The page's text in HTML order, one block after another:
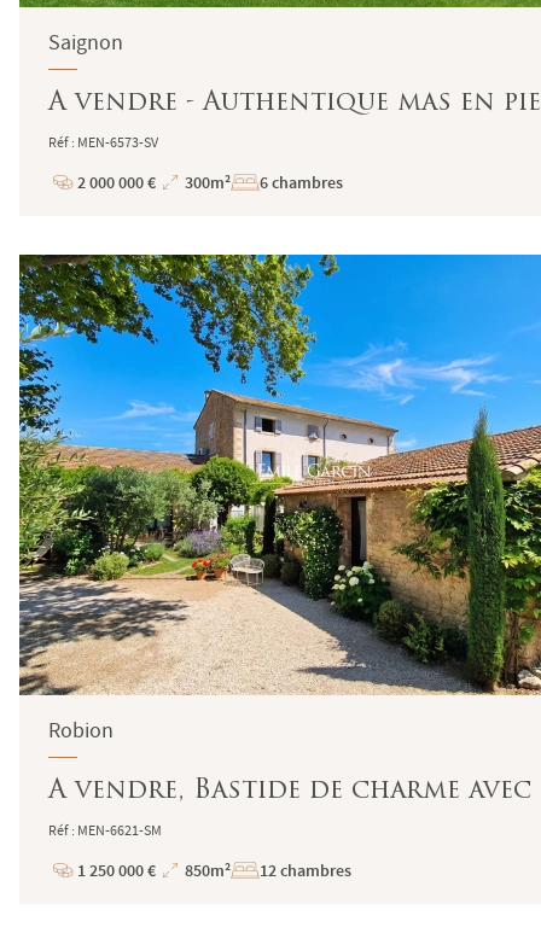
Saignon
A vendre - Authentique mas en
Réf : MEN-6573-SV
Prix
2 000 000 €
Superficie
300m² 6 chambres
Robion
A vendre, Bastide de charme
Réf : MEN-6621-SM
Prix
1 250 000 €
Superficie
850m² 12 chambres